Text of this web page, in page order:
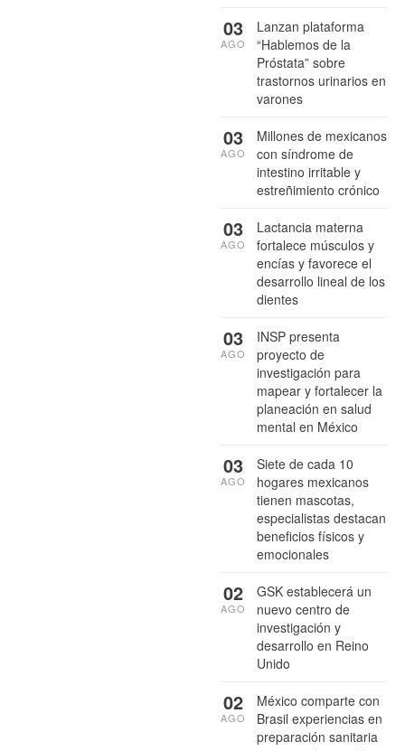
Lanzan plataforma
“Hablemos de la
Próstata” sobre
trastornos urinarios en
varones
03
AGO
Millones de mexicanos
con síndrome de
intestino irritable y
estreñimiento crónico
03
AGO
Lactancia materna
fortalece músculos y
encías y favorece el
desarrollo lineal de los
dientes
03
AGO
INSP presenta
proyecto de
investigación para
mapear y fortalecer la
planeación en salud
mental en México
03
AGO
Siete de cada 10
hogares mexicanos
tienen mascotas,
especialistas destacan
beneficios físicos y
emocionales
03
AGO
GSK establecerá un
nuevo centro de
investigación y
desarrollo en Reino
Unido
02
AGO
México comparte con
Brasil experiencias en
preparación sanitaria
02
AGO